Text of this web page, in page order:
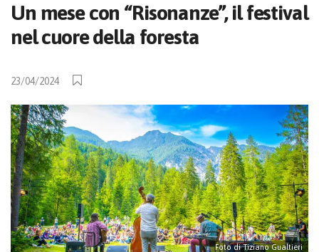
Un mese con “Risonanze”, il festival
nel cuore della foresta
23/04/2024
Foto di Tiziano Gualtieri